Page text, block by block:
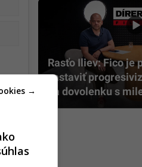
Rasťo Iliev: Fico je
zastaviť
na dovolenku s
→